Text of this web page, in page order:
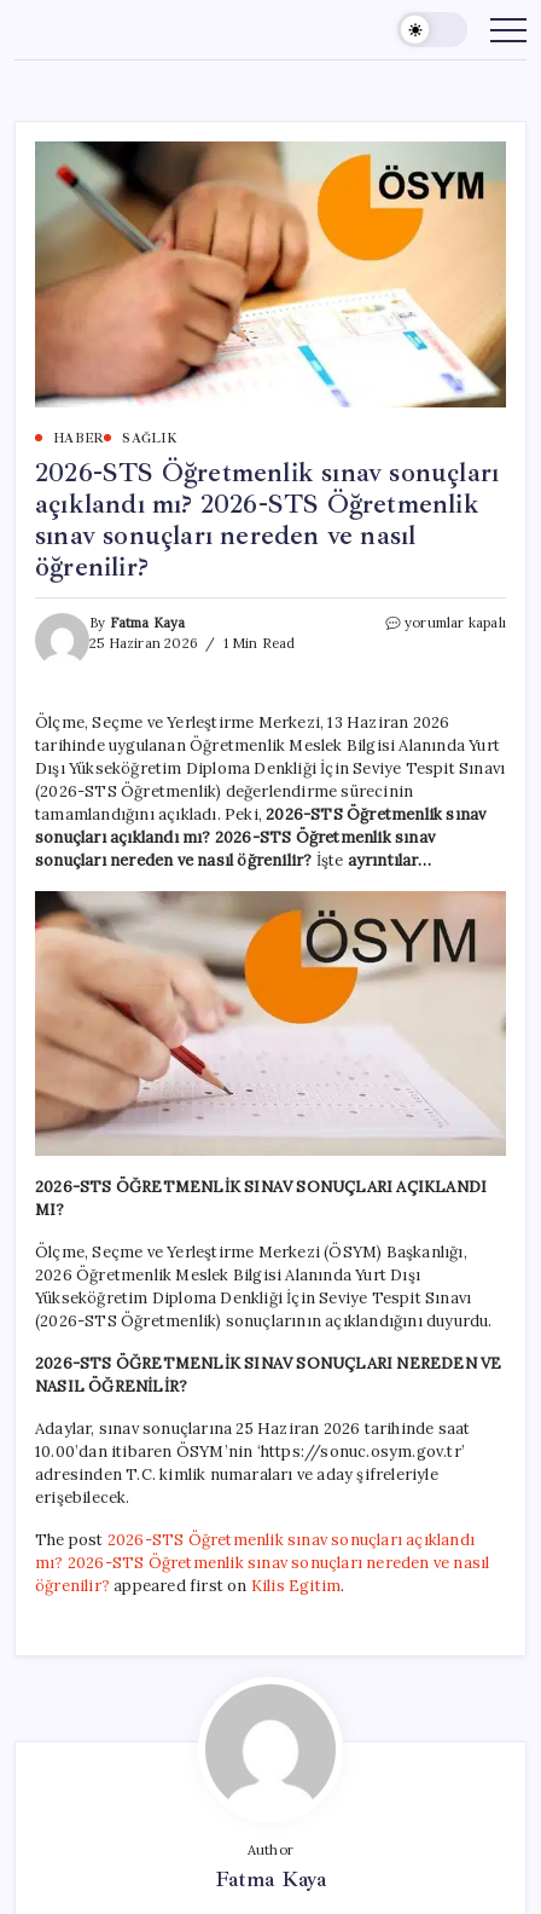
content
HABER SAĞLIK
2026-STS Öğretmenlik sınav sonuçları
açıklandı mı? 2026-STS Öğretmenlik
sınav sonuçları nereden ve nasıl
öğrenilir?
By Fatma Kaya
25 Haziran 2026
1 Min Read
2026-
açıklandı
mı?
2026-
STS
Öğretmenlik
sonuçları
nereden
ve
öğrenilir?
için
yorumlar kapalı
Ölçme, Seçme ve Yerleştirme Merkezi, 13 Haziran 2026
tarihinde uygulanan Öğretmenlik Meslek Bilgisi Alanında Yurt
Dışı Yükseköğretim Diploma Denkliği İçin Seviye Tespit Sınavı
(2026-STS Öğretmenlik) değerlendirme sürecinin
tamamlandığını açıkladı. Peki,2026-STS Öğretmenlik sınav
sonuçları açıklandı mı? 2026-STS Öğretmenlik sınav
sonuçları nereden ve nasıl öğrenilir? İşte ayrıntılar…
2026-STS ÖĞRETMENLİK SINAV SONUÇLARI AÇIKLANDI
MI?
Ölçme, Seçme ve Yerleştirme Merkezi (ÖSYM) Başkanlığı,
2026 Öğretmenlik Meslek Bilgisi Alanında Yurt Dışı
Yükseköğretim Diploma Denkliği İçin Seviye Tespit Sınavı
(2026-STS Öğretmenlik) sonuçlarının açıklandığını duyurdu.
2026-STS ÖĞRETMENLİK SINAV SONUÇLARI NEREDEN VE
NASIL ÖĞRENİLİR?
Adaylar, sınav sonuçlarına 25 Haziran 2026 tarihinde saat
10.00’dan itibaren ÖSYM’nin ‘https://sonuc.osym.gov.tr’
adresinden T.C. kimlik numaraları ve aday şifreleriyle
erişebilecek.
The post 2026-STS Öğretmenlik sınav sonuçları açıklandı
mı? 2026-STS Öğretmenlik sınav sonuçları nereden ve nasıl
öğrenilir? appeared first on Kilis Egitim.
Author
Fatma Kaya